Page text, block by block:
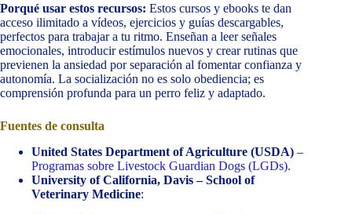
Porqué usar estos recursos: Estos cursos y ebooks te dan
acceso ilimitado a vídeos, ejercicios y guías descargables,
perfectos para trabajar a tu ritmo. Enseñan a leer señales
emocionales, introducir estímulos nuevos y crear rutinas que
previenen la ansiedad por separación al fomentar confianza y
autonomía. La socialización no es solo obediencia; es
comprensión profunda para un perro feliz y adaptado.
Fuentes de consulta
United States Department of Agriculture (USDA) –
Programas sobre Livestock Guardian Dogs (LGDs).
University of California, Davis – School of
Veterinary Medicine: